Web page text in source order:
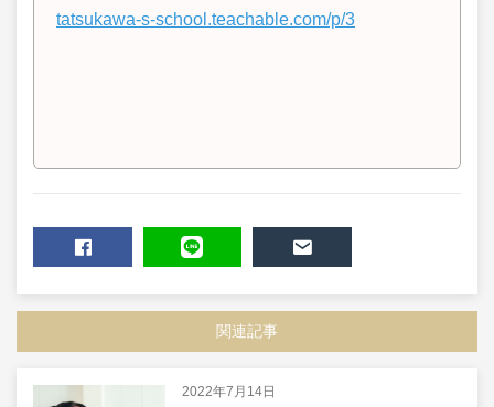
tatsukawa-s-school.teachable.com/p/3
関連記事
2022年7月14日